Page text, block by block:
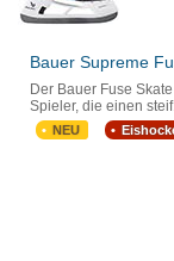
Bauer Supreme
Der Bauer Fuse
Spieler, die einen
NEU